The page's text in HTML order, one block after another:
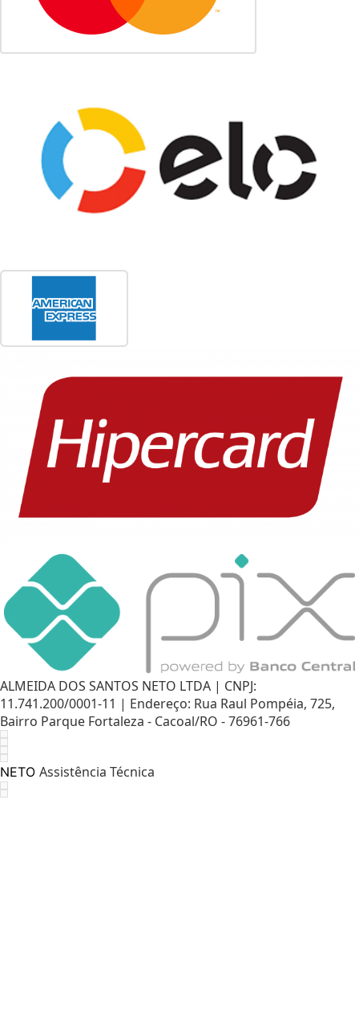
ALMEIDA DOS SANTOS NETO LTDA | CNPJ:
11.741.200/0001-11 | Endereço: Rua Raul Pompéia, 725,
Bairro Parque Fortaleza - Cacoal/RO - 76961-766
NETO Assistência Técnica